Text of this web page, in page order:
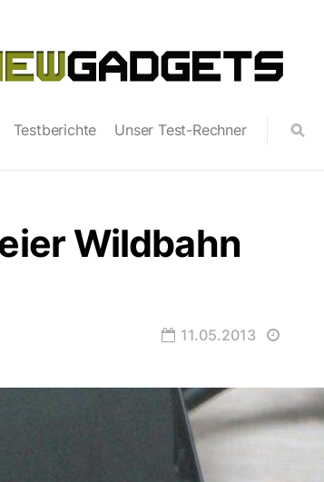
Testberichte Unser Test-Rechner
Wildbahn
11.05.2013